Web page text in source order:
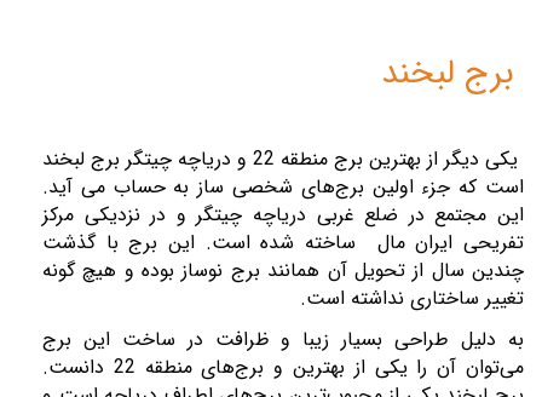
برج لبخند
یکی دیگر از بهترین برج منطقه 22 و دریاچه چیتگر برج لبخند
است که جزء اولین برج‌های شخصی ‌ساز به حساب می آید.
این مجتمع در ضلع غربی دریاچه چیتگر و در نزدیکی مرکز
تفریحی ایران مال ساخته ‌شده است. این برج با گذشت
چندین سال از تحویل آن همانند برج نوساز بوده و هیچ‌ گونه
تغییر ساختاری نداشته است.
به دلیل طراحی بسیار زیبا و ظرافت در ساخت این برج
می‌توان آن را یکی از بهترین و برج‌های منطقه 22 دانست.